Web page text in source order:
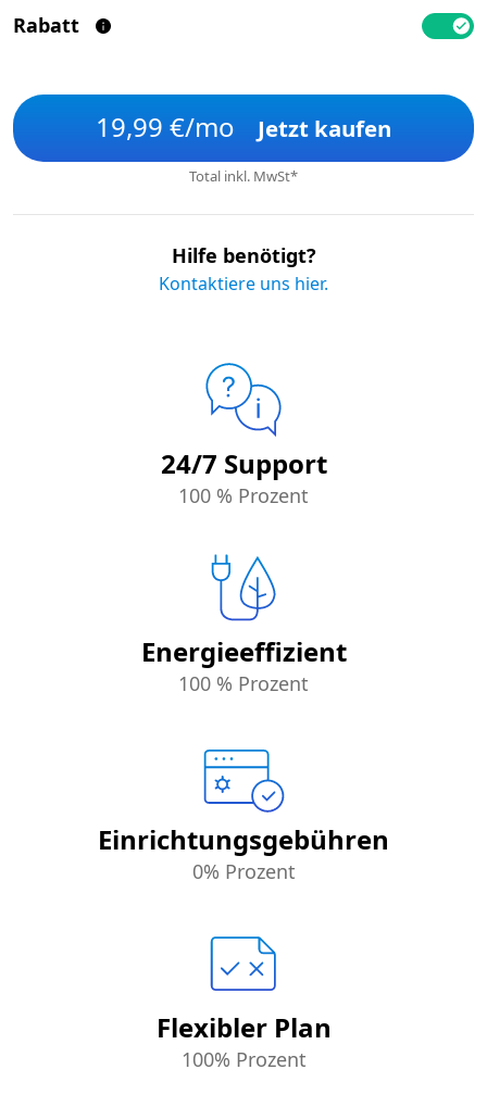
Rabatt
19,99 €/mo Jetzt kaufen
Total inkl. MwSt*
Hilfe benötigt?
Kontaktiere uns hier.
24/7 Support
100 % Prozent
Energieeffizient
100 % Prozent
Einrichtungsgebühren
0% Prozent
Flexibler Plan
100% Prozent